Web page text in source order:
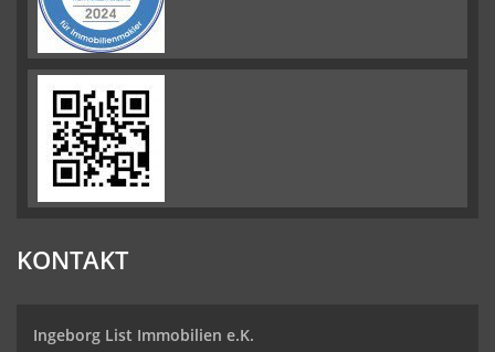
KONTAKT
Ingeborg List Immobilien e.K.